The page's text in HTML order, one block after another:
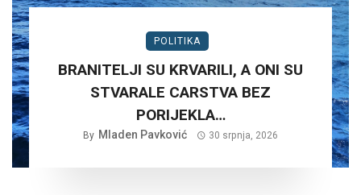
POLITIKA
BRANITELJI SU KRVARILI, A ONI SU
STVARALE CARSTVA BEZ
PORIJEKLA…
By Mladen Pavković 30 srpnja, 2026